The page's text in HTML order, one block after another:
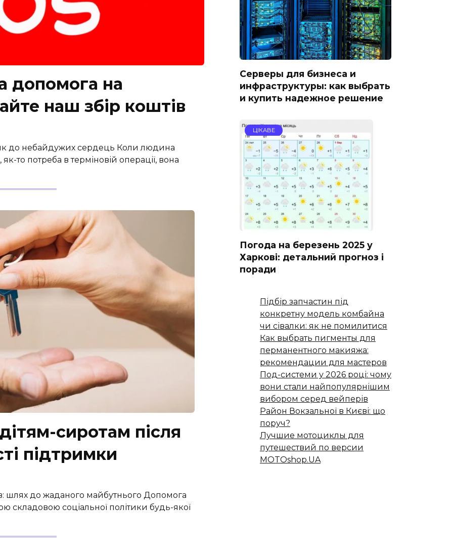
допомога на
наш збір коштів
до небайдужих сердець Коли людина
то потреба в терміновій операції, вона
сиротам після
підтримки
шлях до жаданого майбутнього Допомога
складовою соціальної політики будь-якої
Серверы для бизнеса и
инфраструктуры: как выбрать
и купить надежное решение
ЦІКАВЕ
Погода на березень 2025 у
Харкові: детальний прогноз і
поради
Підбір запчастин під
конкретну модель комбайна
чи сівалки: як не помилитися
Как выбрать пигменты для
перманентного макияжа:
рекомендации для мастеров
Под-системи у 2026 році: чому
вони стали найпопулярнішим
вибором серед вейперів
Район Вокзальної в Києві: що
поруч?
Лучшие мотоциклы для
путешествий по версии
MOTOshop.UA